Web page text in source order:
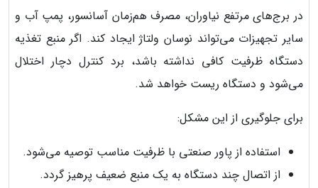
در برج‌های مرتفع نیاوران، مصرف هم‌زمان آسانسور، پمپ آب و
سایر تجهیزات می‌تواند نوسان ولتاژ ایجاد کند. اگر منبع تغذیه
دستگاه ظرفیت کافی نداشته باشد، برد کنترل دچار اختلال
می‌شود و دستگاه ریست خواهد شد.
برای جلوگیری از این مشکل:
استفاده از پاور صنعتی با ظرفیت مناسب توصیه می‌شود.
از اتصال چند دستگاه به یک منبع ضعیف پرهیز گردد.